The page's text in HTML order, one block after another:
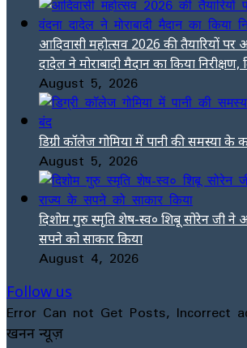
आदिवासी महोत्सव 2026 की तैयारियों
दादेल ने मोराबादी मैदान का किया निरीक्षण,
August 5, 2026
डिग्री कॉलेज गोमिया में पानी की समस्या के
August 5, 2026
दिशोम गुरु स्मृति शेष-स्व० शिबू सोरेन जी
सपने को साकार किया
August 4, 2026
Follow us
Error Can not Get Posts, Incorrect
खनन न्यूज़